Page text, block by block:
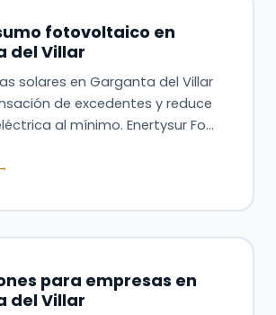
fotovoltaico en
del Villar
solares en Garganta del Villar
de excedentes y reduce
al mínimo. Enertysur Fo…
para empresas en
del Villar